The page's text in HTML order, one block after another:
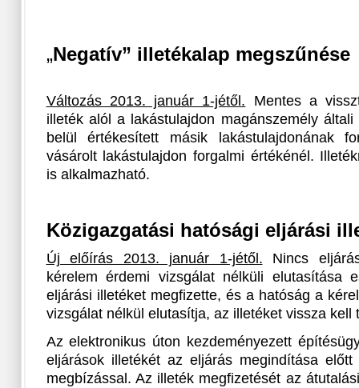
„Negatív” illetékalap megszűnése
Változás 2013. január 1-jétől. Mentes a
illeték alól a lakástulajdon magánszemély
belül értékesített másik lakástulajdonának
vásárolt lakástulajdon forgalmi értékénél.
is alkalmazható.
Közigazgatási hatósági eljárási
Új előírás 2013. január 1-jétől. Nincs
kérelem érdemi vizsgálat nélküli elutasítása
eljárási illetéket megfizette, és a hatóság a
vizsgálat nélkül elutasítja, az illetéket vissza kell
Az elektronikus úton kezdeményezett
eljárások illetékét az eljárás megindítása
megbízással. Az illeték megfizetését az